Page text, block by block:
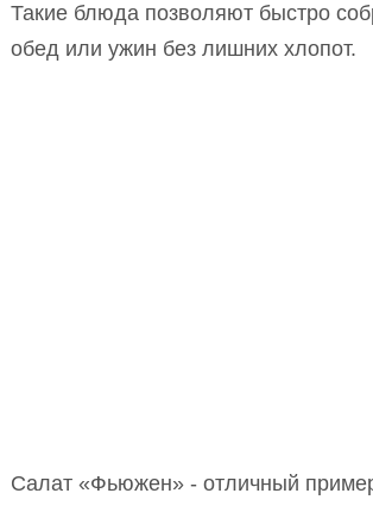
Такие блюда позволяют быстро
обед или ужин без лишних хлопот.
Салат «Фьюжен» - отличный